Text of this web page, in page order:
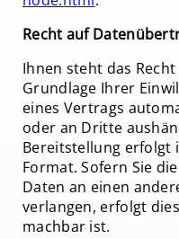
Recht auf
Ihnen steht das
Grundlage Ihrer
eines Vertrags
oder an Dritte
Bereitstellung erfolgt
Format. Sofern Sie
Daten an einen
verlangen, erfolgt
machbar ist.